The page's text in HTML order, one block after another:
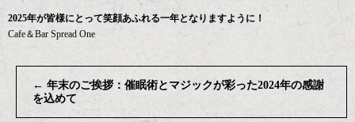
2025年が皆様にとって笑顔あふれる一年となりますように！
Cafe＆Bar Spread One
← 年末のご挨拶：催眠術とマジックが彩った2024年の感謝
を込めて